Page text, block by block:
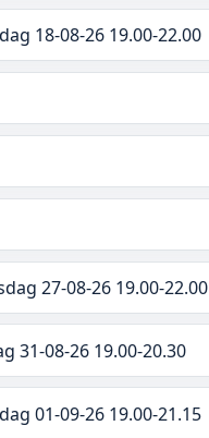
18-08-26 19.00-22.00
27-08-26 19.00-22.00
31-08-26 19.00-20.30
01-09-26 19.00-21.15